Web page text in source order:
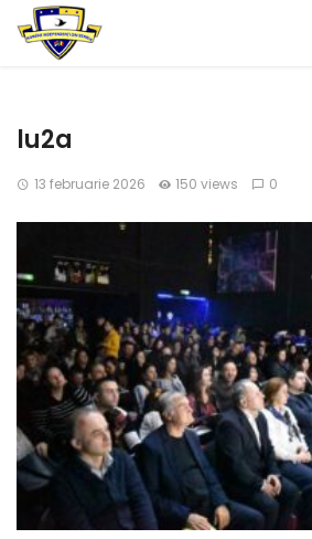
lu2a
13 februarie 2026 150 views 0